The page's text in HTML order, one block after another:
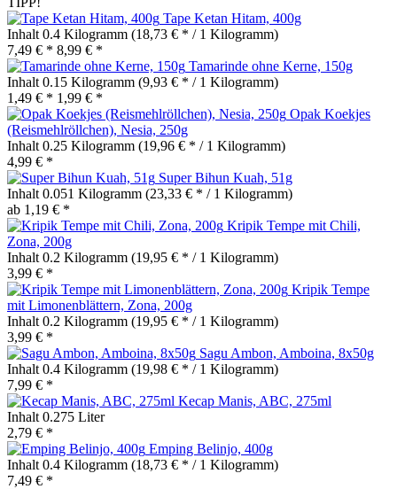
Tape Ketan Hitam, 400g
Inhalt 0.4 Kilogramm (18,73 € * / 1 Kilogramm)
7,49 € * 8,99 € *
Tamarinde ohne Kerne, 150g
Inhalt 0.15 Kilogramm (9,93 € * / 1 Kilogramm)
1,49 € * 1,99 € *
Opak Koekjes
(Reismehlröllchen), Nesia, 250g
Inhalt 0.25 Kilogramm (19,96 € * / 1 Kilogramm)
4,99 € *
Super Bihun Kuah, 51g
Inhalt 0.051 Kilogramm (23,33 € * / 1 Kilogramm)
ab 1,19 € *
Kripik Tempe mit Chili,
Zona, 200g
Inhalt 0.2 Kilogramm (19,95 € * / 1 Kilogramm)
3,99 € *
Kripik Tempe
mit Limonenblättern, Zona, 200g
Inhalt 0.2 Kilogramm (19,95 € * / 1 Kilogramm)
3,99 € *
Sagu Ambon, Amboina, 8x50g
Inhalt 0.4 Kilogramm (19,98 € * / 1 Kilogramm)
7,99 € *
Kecap Manis, ABC, 275ml
Inhalt 0.275 Liter
2,79 € *
Emping Belinjo, 400g
Inhalt 0.4 Kilogramm (18,73 € * / 1 Kilogramm)
7,49 € *